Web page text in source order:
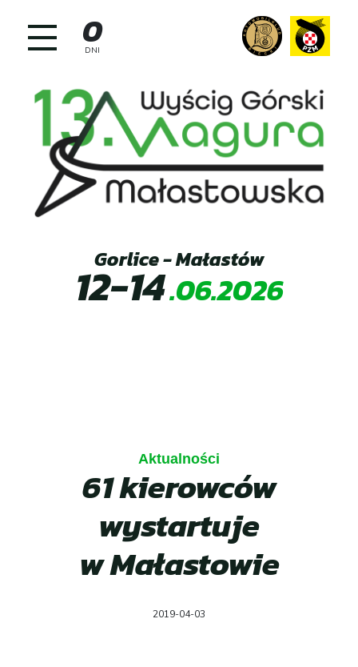
content
0
DNI
Gorlice - Małastów
12-14.06.2026
Aktualności
61 kierowców
wystartuje
w Małastowie
2019-04-03